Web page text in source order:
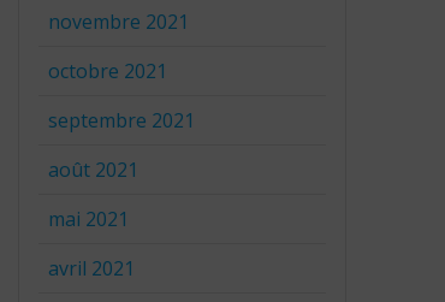
novembre 2021
octobre 2021
septembre 2021
août 2021
mai 2021
avril 2021